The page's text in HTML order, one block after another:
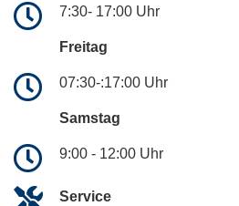
7:30- 17:00 Uhr
Freitag
07:30-:17:00 Uhr
Samstag
9:00 - 12:00 Uhr
Service